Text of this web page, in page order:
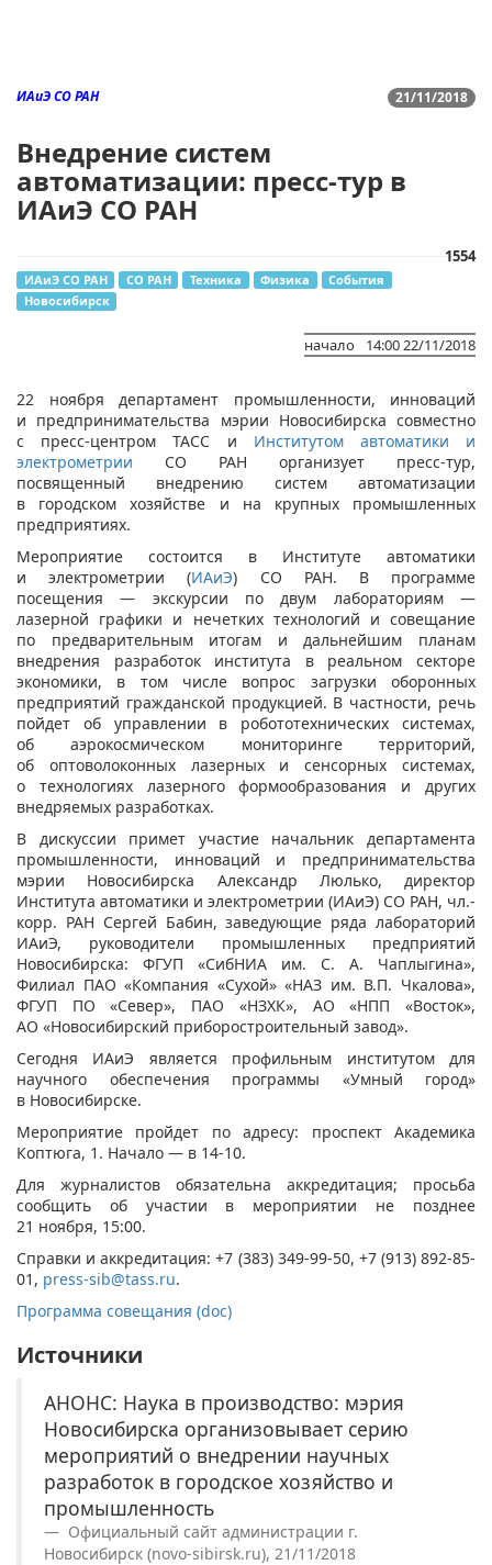
21/11/2018
ИАиЭ СО РАН
Внедрение систем
автоматизации: пресс-тур в
ИАиЭ СО РАН
1554
ИАиЭ СО РАН СО РАН Техника Физика
События
Новосибирск
начало 14:00 22/11/2018
22 ноября департамент промышленности, инноваций
и предпринимательства мэрии Новосибирска совместно
с пресс-центром ТАСС и Институтом автоматики и
электрометрии СО РАН организует пресс-тур,
посвященный внедрению систем автоматизации
в городском хозяйстве и на крупных промышленных
предприятиях.
Мероприятие состоится в Институте автоматики
и электрометрии (ИАиЭ) СО РАН. В программе
посещения — экскурсии по двум лабораториям —
лазерной графики и нечетких технологий и совещание
по предварительным итогам и дальнейшим планам
внедрения разработок института в реальном секторе
экономики, в том числе вопрос загрузки оборонных
предприятий гражданской продукцией. В частности, речь
пойдет об управлении в робототехнических системах,
об аэрокосмическом мониторинге территорий,
об оптоволоконных лазерных и сенсорных системах,
о технологиях лазерного формообразования и других
внедряемых разработках.
В дискуссии примет участие начальник департамента
промышленности, инноваций и предпринимательства
мэрии Новосибирска Александр Люлько, директор
Института автоматики и электрометрии (ИАиЭ) СО РАН, чл.-
корр. РАН Сергей Бабин, заведующие ряда лабораторий
ИАиЭ, руководители промышленных предприятий
Новосибирска: ФГУП «СибНИА им. С. А. Чаплыгина»,
Филиал ПАО «Компания «Сухой» «НАЗ им. В.П. Чкалова»,
ФГУП ПО «Север», ПАО «НЗХК», АО «НПП «Восток»,
АО «Новосибирский приборостроительный завод».
Сегодня ИАиЭ является профильным институтом для
научного обеспечения программы «Умный город»
в Новосибирске.
Мероприятие пройдет по адресу: проспект Академика
Коптюга, 1. Начало — в 14-10.
Для журналистов обязательна аккредитация; просьба
сообщить об участии в мероприятии не позднее
21 ноября, 15:00.
Справки и аккредитация: +7 (383) 349-99-50, +7 (913) 892-85-
01, press-sib@tass.ru.
Программа совещания (doc)
Источники
АНОНС: Наука в производство: мэрия
Новосибирска организовывает серию
мероприятий о внедрении научных
разработок в городское хозяйство и
промышленность
Официальный сайт администрации г.
Новосибирск (novo-sibirsk.ru), 21/11/2018